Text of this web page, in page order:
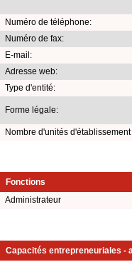
Numéro de téléphone:
Numéro de fax:
E-mail:
Adresse web:
Type d'entité:
Forme légale:
Nombre d'unités d'établissement
Fonctions
Administrateur
Capacités entrepreneuriales -